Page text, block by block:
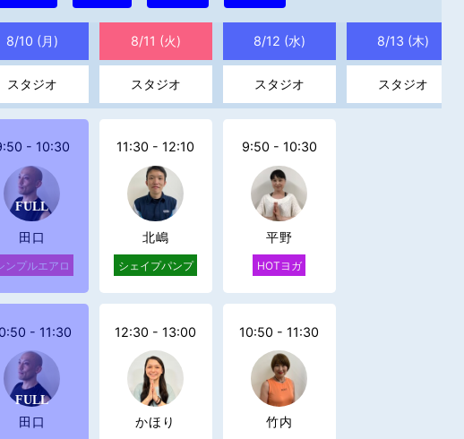
8/10 (月)
スタジオ
8/11 (火)
スタジオ
8/12 (水)
スタジオ
8/13 (木)
スタジオ
- 10:30
田口
ンプルエアロ
- 11:30
田口
11:30 - 12:10
北嶋
シェイプパンプ
12:30 - 13:00
かほり
9:50 - 10:30
平野
HOTヨガ
10:50 - 11:30
竹内